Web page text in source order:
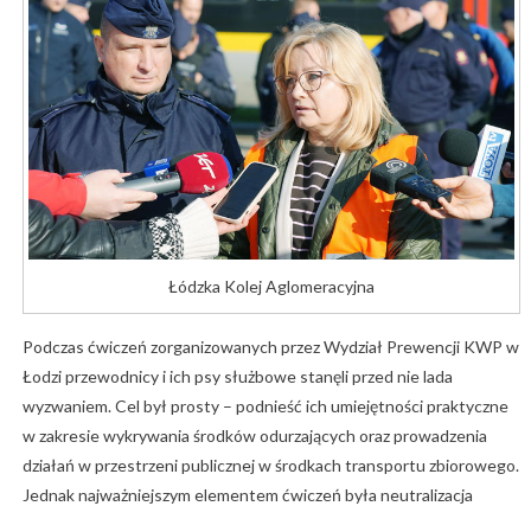
Łódzka Kolej Aglomeracyjna
Podczas ćwiczeń zorganizowanych przez Wydział Prewencji KWP w
Łodzi przewodnicy i ich psy służbowe stanęli przed nie lada
wyzwaniem. Cel był prosty – podnieść ich umiejętności praktyczne
w zakresie wykrywania środków odurzających oraz prowadzenia
działań w przestrzeni publicznej w środkach transportu zbiorowego.
Jednak najważniejszym elementem ćwiczeń była neutralizacja